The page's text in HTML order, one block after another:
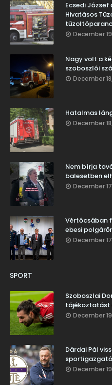
Ecsedi
Hivatásos
December
Nagy volt a
szoboszlói
December
Hatalmas
December
Nem bírja
balesetben
December
Vértócsában
ebesi
December
SPORT
Szoboszlai
tájékoztatást
December
Dárdai Pál
December